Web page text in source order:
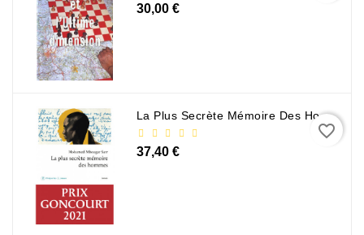
30,00 €
La Plus Secrète Mémoire Des Hommes - Mohamed Mbougar Sarr
37,40 €
favorite_border